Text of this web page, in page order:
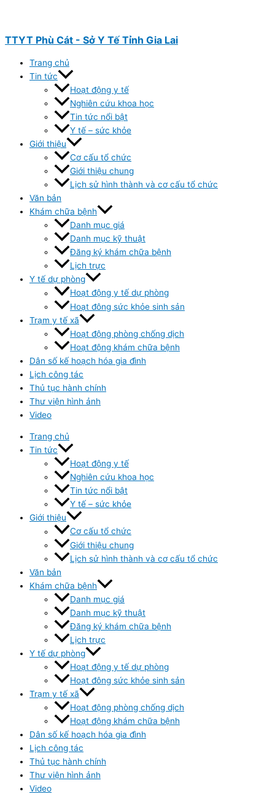
dung
TTYT Phù Cát - Sở Y Tế Tỉnh Gia Lai
Trang chủ
Tin tức
Hoạt động y tế
Nghiên cứu khoa học
Tin tức nổi bật
Y tế – sức khỏe
Giới thiệu
Cơ cấu tổ chức
Giới thiệu chung
Lịch sử hình thành và cơ cấu tổ chức
Văn bản
Khám chữa bệnh
Danh mục giá
Danh mục kỹ thuật
Đăng ký khám chữa bệnh
Lịch trực
Y tế dự phòng
Hoạt động y tế dự phòng
Hoạt đông sức khỏe sinh sản
Trạm y tế xã
Hoạt động phòng chống dịch
Hoạt động khám chữa bệnh
Dân số kế hoạch hóa gia đình
Lịch công tác
Thủ tục hành chính
Thư viện hình ảnh
Video
Trang chủ
Tin tức
Hoạt động y tế
Nghiên cứu khoa học
Tin tức nổi bật
Y tế – sức khỏe
Giới thiệu
Cơ cấu tổ chức
Giới thiệu chung
Lịch sử hình thành và cơ cấu tổ chức
Văn bản
Khám chữa bệnh
Danh mục giá
Danh mục kỹ thuật
Đăng ký khám chữa bệnh
Lịch trực
Y tế dự phòng
Hoạt động y tế dự phòng
Hoạt đông sức khỏe sinh sản
Trạm y tế xã
Hoạt động phòng chống dịch
Hoạt động khám chữa bệnh
Dân số kế hoạch hóa gia đình
Lịch công tác
Thủ tục hành chính
Thư viện hình ảnh
Video